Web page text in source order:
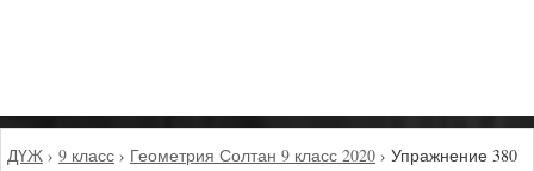
ДҮЖ › 9 класс › Геометрия Солтан 9 класс 2020 › Упражнение 380